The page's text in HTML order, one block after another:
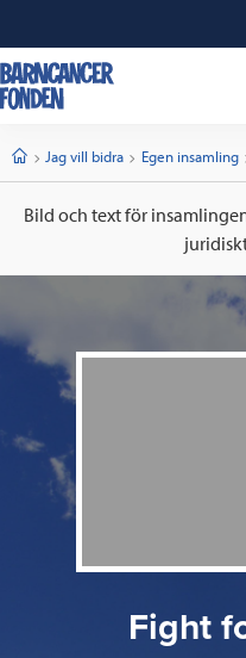
StartJag vill bidra Egen insamling
Bild och text för
Fight